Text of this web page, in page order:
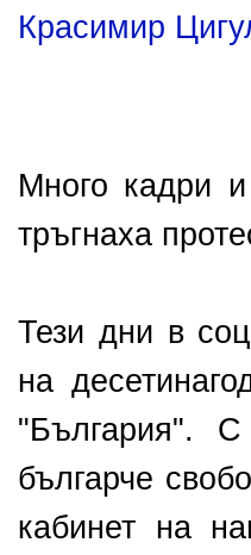
Красимир
Много кадри
тръгнаха
Тези дни в
на
"България".
българче
кабинет на